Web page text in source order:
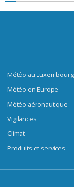
Météo au Luxembourg
Météo en Europe
Météo aéronautique
Vigilances
Climat
Produits et services